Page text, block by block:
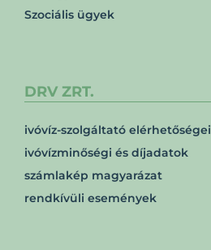
Szociális ügyek
DRV ZRT.
ivóvíz-szolgáltató elérhetőségei
ivóvízminőségi és díjadatok
számlakép magyarázat
rendkívüli események